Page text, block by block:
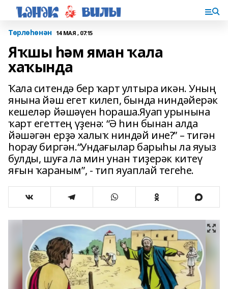
Төрлөһөнән 14 МАЯ , 07:15
Яҡшы һәм яман ҡала
хаҡында
Ҡала ситендә бер ҡарт ултыра икән. Уның
янына йәш егет килеп, бында ниндәйерәк
кешеләр йәшәүен һораша.Яуап урынына
ҡарт егеттең үҙенә: “Ә һин бынан алда
йәшәгән ерҙә халыҡ ниндәй ине?” – тигән
һорау биргән.“Ундағылар барыһы ла яуыз
булды, шуға ла мин унан тиҙерәк китеү
яғын ҡараным”, - тип яуаплай тегеһе.